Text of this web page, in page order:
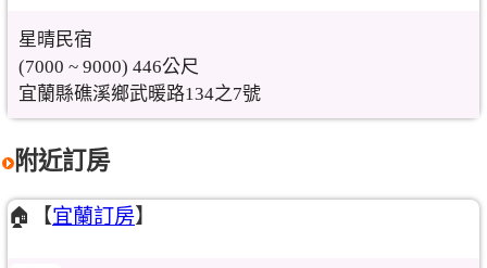
星晴民宿
(7000 ~ 9000) 446公尺
宜蘭縣礁溪鄉武暖路134之7號
附近訂房
🏠【宜蘭訂房】